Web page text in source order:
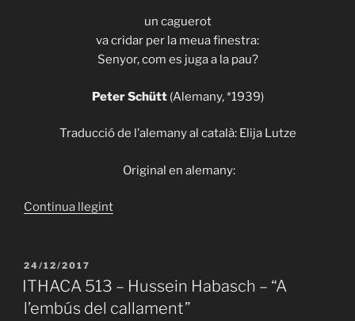
un caguerot
va cridar per la meua finestra:
Senyor, com es juga a la pau?
Peter Schütt (Alemany, *1939)
Traducció de l’alemany al català: Elija Lutze
Original en alemany:
Continua llegint«ITHACA
Schütt
PUBLICAT
A
24/12/2017
ITHACA 513 – Hussein Habasch – “A
l’embús del callament”